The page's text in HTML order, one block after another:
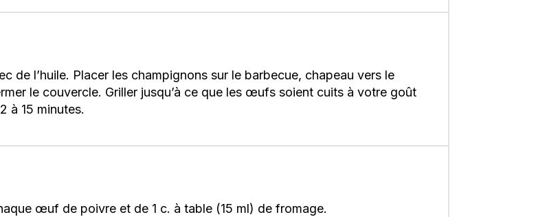
de l’huile. Placer les champignons sur le barbecue, chapeau vers le
le couvercle. Griller jusqu’à ce que les œufs soient cuits à votre goût
à 15 minutes.
œuf de poivre et de 1 c. à table (15 ml) de fromage.